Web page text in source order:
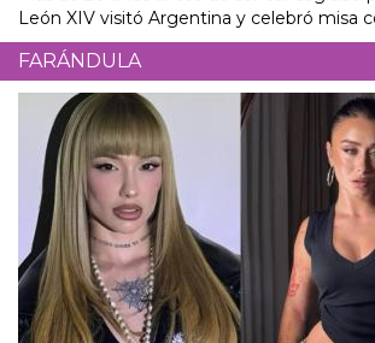
León XIV visitó Argentina y celebró misa
FARÁNDULA